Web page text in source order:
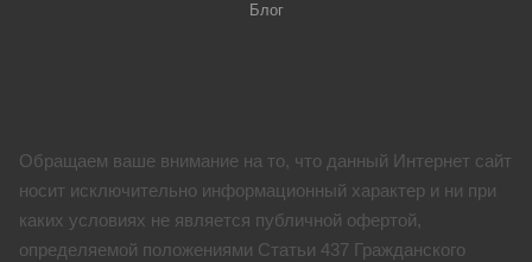
Блог
Обращаем ваше внимание на то, что данный Интернет сайт
носит исключительно информационный характер и ни при
каких условиях не является публичной офертой,
определяемой положениями Статьи 437 Гражданского